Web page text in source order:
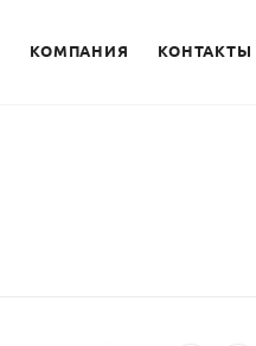
КОМПАНИЯ КОНТАКТЫ